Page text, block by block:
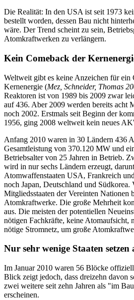
Die Realität: In den USA ist seit 1973
bestellt worden, dessen Bau nicht
wäre. Der Trend scheint zu sein,
Atomkraftwerken zu verlängern.
Kein Comeback der
Weltweit gibt es keine Anzeichen für ein
Kernenergie (Mez, Schneider, Thomas
Reaktoren ist von 1989 bis 2009 zwar
auf 436. Aber 2009 werden bereits acht
noch 2002. Erstmals seit Beginn der
1956, ging 2008 weltweit kein neues
Anfang 2010 waren in 30 Ländern 436
Gesamtleistung von 370.120 MW und
Betriebsalter von 25 Jahren in Betrieb.
wird in nur sechs Ländern erzeugt,
Atomwaffenstaaten USA, Frankreich
noch Japan, Deutschland und Südkorea.
Mitgliedsstaaten der Vereinten Nationen
Atomkraftwerke. Die große Mehrheit
aus. Die meisten der potentiellen
nötigen Fachkräfte, keine Atomaufsicht,
nötige Stromnetz, um große
Nur sehr wenige Staaten
Im Januar 2010 waren 56 Blöcke
Blick zeigt jedoch, dass dreizehn davon
zwei weitere seit zehn Jahren als "im
erscheinen.